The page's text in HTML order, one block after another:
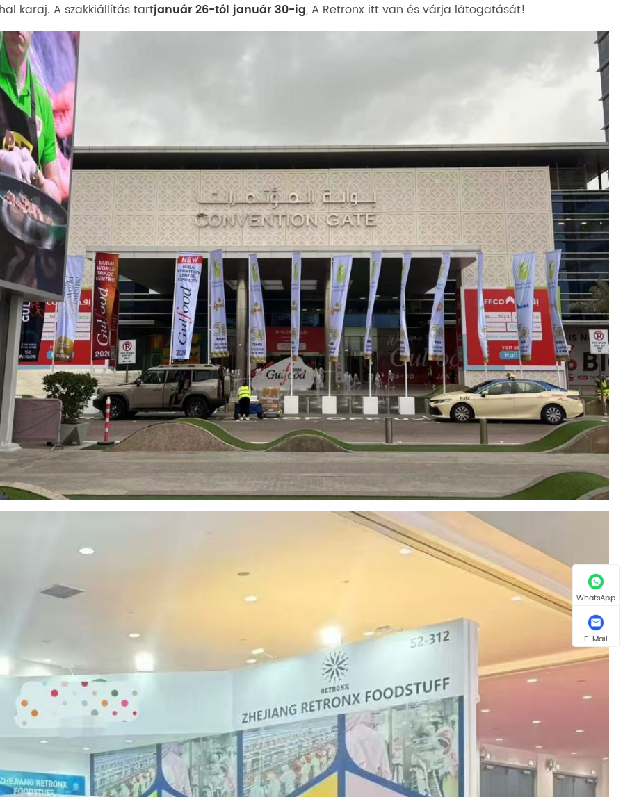
karaj. A szakkiállítás tartjanuár 26-tól január 30-ig, A Retronx itt van és várja látogatását!
WhatsApp
E-Mail